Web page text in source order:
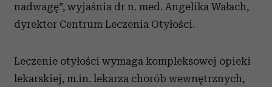
nadwagę”, wyjaśnia dr n. med. Angelika Wałach,
dyrektor Centrum Leczenia Otyłości.
Leczenie otyłości wymaga kompleksowej opieki
lekarskiej, m.in. lekarza chorób wewnętrznych,